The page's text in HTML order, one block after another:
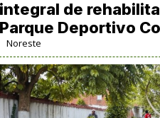
integral de
Parque Deportivo
Noreste